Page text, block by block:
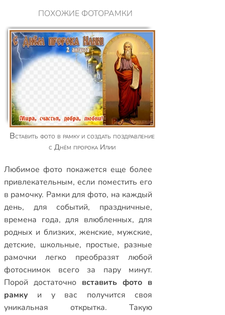
ПОХОЖИЕ ФОТОРАМКИ
Вставить фото в рамку и создать поздравление
с Днём пророка Илии
Любимое фото покажется еще более
привлекательным, если поместить его
в рамочку. Рамки для фото, на каждый
день, для событий, праздничные,
времена года,для влюбленных,для
родных и близких, женские, мужские,
детские, школьные, простые, разные
рамочки легко преобразят любой
фотоснимок всего за пару минут.
Порой достаточно вставить фото в
рамку и у вас получится своя
уникальная открытка. Такую